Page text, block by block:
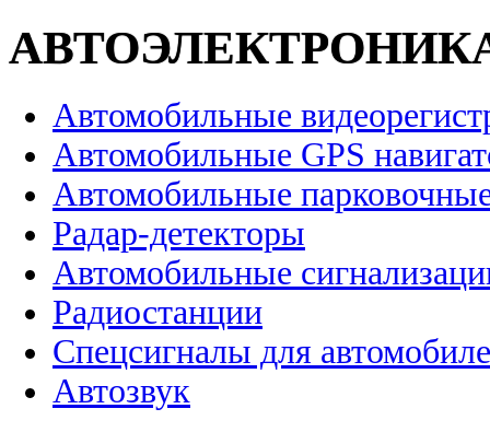
Автомобильные
Автомобильные GPS
Автомобильные
Радар-детекторы
Автомобильные
Радиостанции
Спецсигналы для
Автозвук